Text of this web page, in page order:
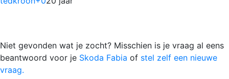
Niet gevonden wat je zocht? Misschien is je vraag al eens
beantwoord voor je Skoda Fabia of stel zelf een nieuwe
vraag.